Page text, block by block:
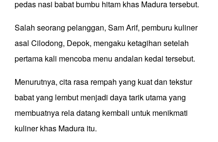
pedas nasi babat bumbu hitam khas Madura tersebut.
Salah seorang pelanggan, Sam Arif, pemburu kuliner
asal Cilodong, Depok, mengaku ketagihan setelah
pertama kali mencoba menu andalan kedai tersebut.
Menurutnya, cita rasa rempah yang kuat dan tekstur
babat yang lembut menjadi daya tarik utama yang
membuatnya rela datang kembali untuk menikmati
kuliner khas Madura itu.